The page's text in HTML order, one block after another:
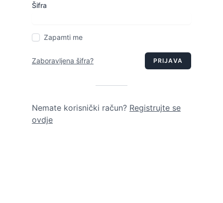
Šifra
Zapamti me
Zaboravljena šifra? PRIJAVA
Nemate korisnički račun? Registrujte se
ovdje